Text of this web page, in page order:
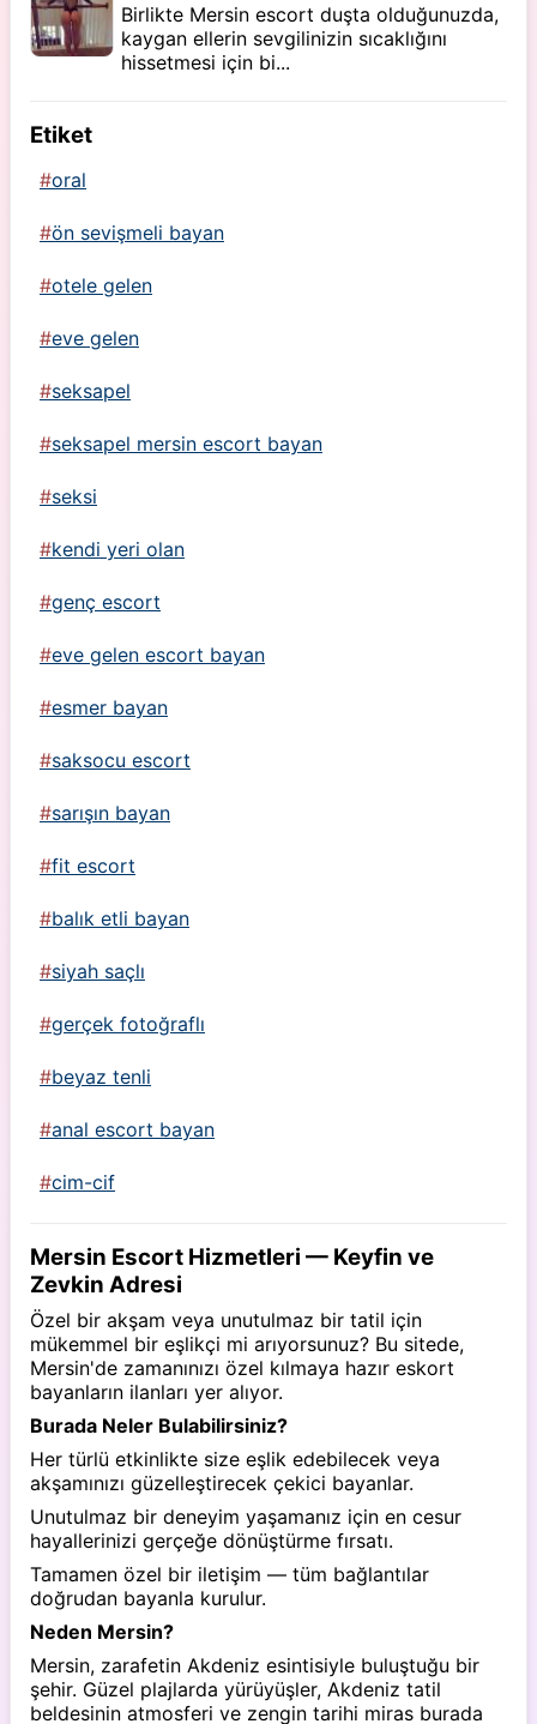
Birlikte Mersin escort duşta olduğunuzda,
kaygan ellerin sevgilinizin sıcaklığını
hissetmesi için bi...
Etiket
oral
ön sevişmeli bayan
otele gelen
eve gelen
seksapel
seksapel mersin escort bayan
seksi
kendi yeri olan
genç escort
eve gelen escort bayan
esmer bayan
saksocu escort
sarışın bayan
fit escort
balık etli bayan
siyah saçlı
gerçek fotoğraflı
beyaz tenli
anal escort bayan
cim-cif
Mersin Escort Hizmetleri — Keyfin ve
Zevkin Adresi
Özel bir akşam veya unutulmaz bir tatil için
mükemmel bir eşlikçi mi arıyorsunuz? Bu sitede,
Mersin'de zamanınızı özel kılmaya hazır eskort
bayanların ilanları yer alıyor.
Burada Neler Bulabilirsiniz?
Her türlü etkinlikte size eşlik edebilecek veya
akşamınızı güzelleştirecek çekici bayanlar.
Unutulmaz bir deneyim yaşamanız için en cesur
hayallerinizi gerçeğe dönüştürme fırsatı.
Tamamen özel bir iletişim — tüm bağlantılar
doğrudan bayanla kurulur.
Neden Mersin?
Mersin, zarafetin Akdeniz esintisiyle buluştuğu bir
şehir. Güzel plajlarda yürüyüşler, Akdeniz tatil
beldesinin atmosferi ve zengin tarihi miras burada